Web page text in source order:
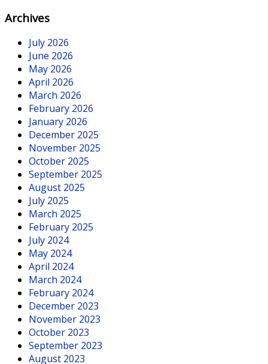
Archives
July 2026
June 2026
May 2026
April 2026
March 2026
February 2026
January 2026
December 2025
November 2025
October 2025
September 2025
August 2025
July 2025
March 2025
February 2025
July 2024
May 2024
April 2024
March 2024
February 2024
December 2023
November 2023
October 2023
September 2023
August 2023